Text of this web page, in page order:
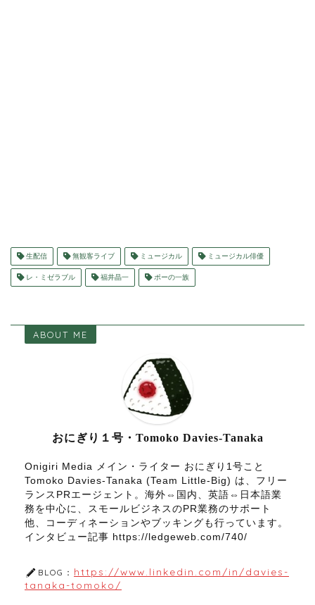
生配信 無観客ライブ ミュージカル ミュージカル俳優
レ・ミゼラブル 福井晶一 ポーの一族
ABOUT ME
おにぎり１号・Tomoko Davies-Tanaka
Onigiri Media メイン・ライター おにぎり1号こと
Tomoko Davies-Tanaka (Team Little-Big) は、フリー
ランスPRエージェント。海外⇔国内、英語⇔日本語業
務を中心に、スモールビジネスのPR業務のサポート
他、コーディネーションやブッキングも行っています。
インタビュー記事 https://ledgeweb.com/740/
BLOG： https://www.linkedin.com/in/davies-
tanaka-tomoko/